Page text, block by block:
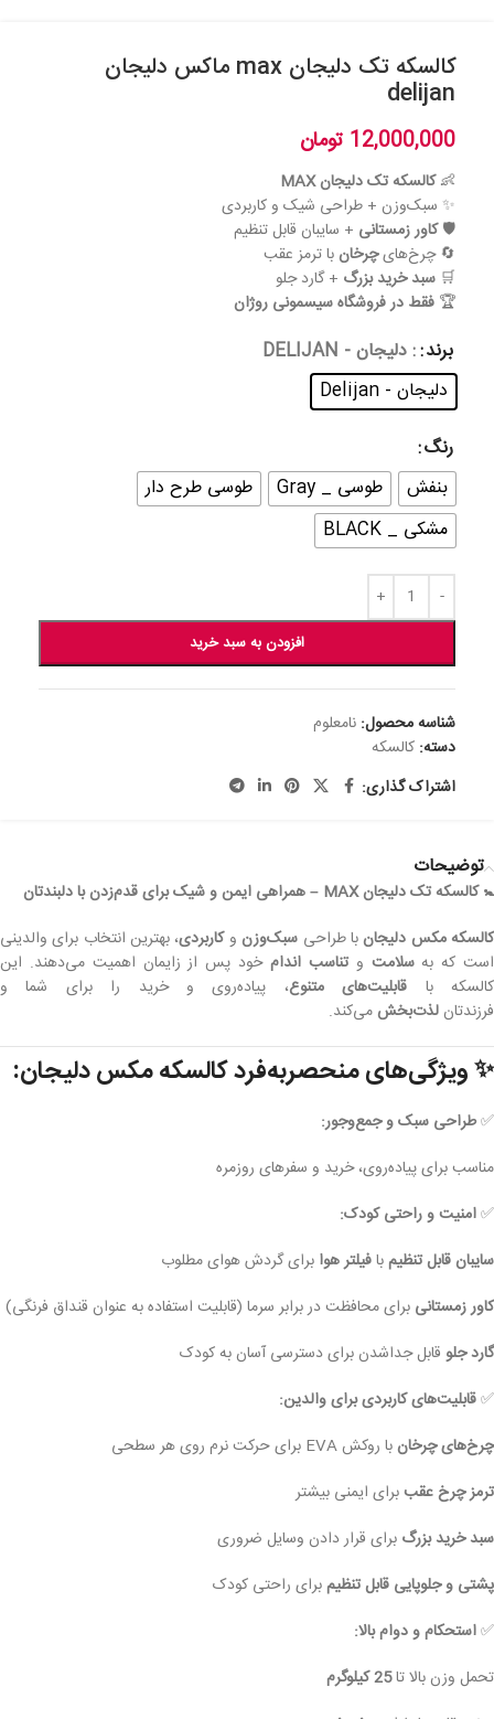
کالسکه تک دلیجان max ماکس دلیجان
delijan
12,000,000 تومان
👶کالسکه تک دلیجان MAX
✨ سبک‌وزن + طراحی شیک و کاربردی
🛡️کاور زمستانی + سایبان قابل تنظیم
🔄 چرخ‌هایچرخان با ترمز عقب
🛒 سبد خرید بزرگ + گارد جلو
🏆 فقط در فروشگاه سیسمونی روژان
برند : دلیجان - DELIJAN
دلیجان - Delijan
رنگ
بنفش
طوسی _ Gray
طوسی طرح دار
مشکی _ BLACK
افزودن به سبد خرید
شناسه محصول: نامعلوم
دسته: کالسکه
اشتراک گذاری:
توضیحات
🚼 کالسکه تک دلیجان MAX – همراهی ایمن و شیک برای قدم‌زدن با دلبندتان
کالسکه مکس دلیجان با طراحی سبک‌وزن وکاربردی، بهترین انتخاب برای والدینی
است که بهسلامت وتناسب اندام خود پس از زایمان اهمیت می‌دهند. این
کالسکه با قابلیت‌های متنوع، پیاده‌روی و خرید را برای شما و
فرزندتان لذت‌بخش می‌کند.
✨ویژگی‌های منحصربه‌فرد کالسکه مکس دلیجان:
✅طراحی سبک و جمع‌وجور:
مناسب برای پیاده‌روی، خرید و سفرهای روزمره
✅امنیت و راحتی کودک:
سایبان قابل تنظیمبافیلتر هوا برای گردش هوای مطلوب
کاور زمستانی برای محافظت در برابر سرما (قابلیت استفاده به عنوان قنداق فرنگی)
گارد جلو قابل جداشدن برای دسترسی آسان به کودک
✅قابلیت‌های کاربردی برای والدین:
چرخ‌های چرخان با روکش EVA برای حرکت نرم روی هر سطحی
ترمز چرخ عقببرای ایمنی بیشتر
سبد خرید بزرگ برای قرار دادن وسایل ضروری
پشتی و جلوپایی قابل تنظیمبرای راحتی کودک
✅استحکام و دوام بالا:
تحمل وزن بالا تا25 کیلوگرم